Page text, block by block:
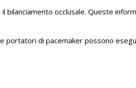
il bilanciamento occlusale. Queste
portatori di pacemaker possono